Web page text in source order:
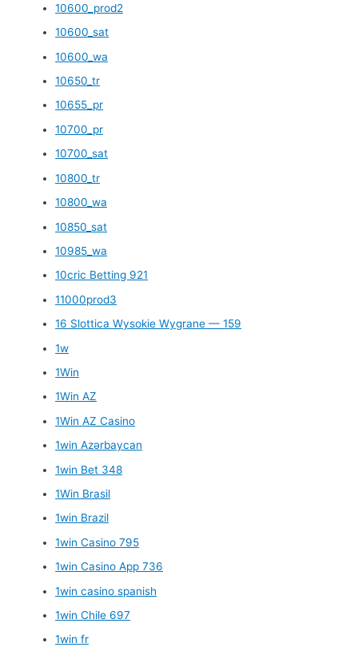
10600_prod2
10600_sat
10600_wa
10650_tr
10655_pr
10700_pr
10700_sat
10800_tr
10800_wa
10850_sat
10985_wa
10cric Betting 921
11000prod3
16 Slottica Wysokie Wygrane — 159
1w
1Win
1Win AZ
1Win AZ Casino
1win Azərbaycan
1win Bet 348
1Win Brasil
1win Brazil
1win Casino 795
1win Casino App 736
1win casino spanish
1win Chile 697
1win fr